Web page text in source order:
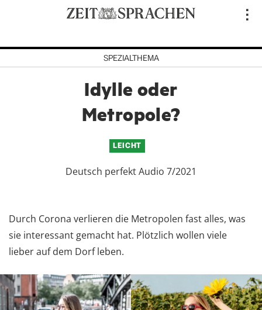
SPEZIALTHEMA
Idylle oder
Metropole?
LEICHT
Deutsch perfekt Audio 7/2021
Durch Corona verlieren die Metropolen fast alles, was
sie interessant gemacht hat. Plötzlich wollen viele
lieber auf dem Dorf leben.